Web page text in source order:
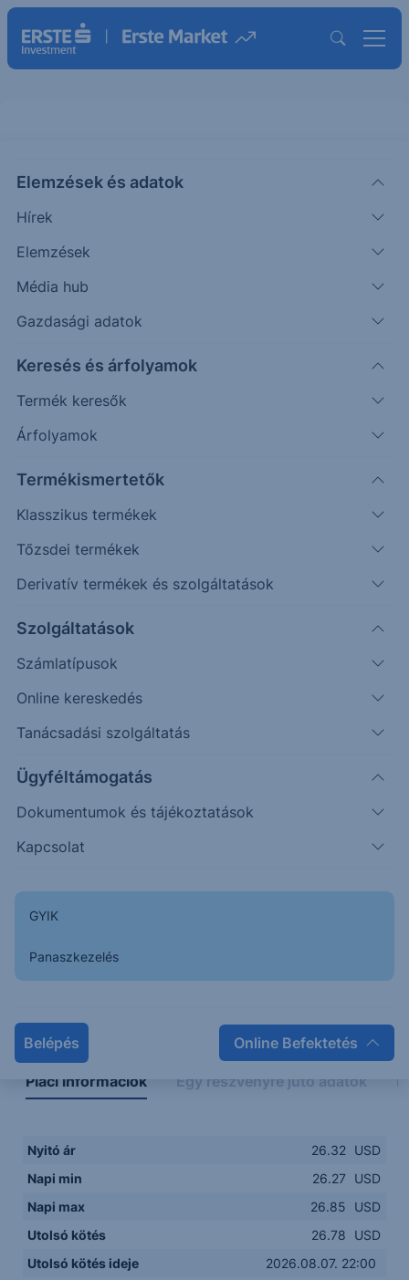
Elemzések és adatok
Hírek
Elemzések
Média hub
Gazdasági adatok
Keresés és árfolyamok
Termék keresők
Árfolyamok
Termékismertetők
Klasszikus termékek
Tőzsdei termékek
Derivatív termékek és szolgáltatások
Szolgáltatások
Számlatípusok
Online kereskedés
Tanácsadási szolgáltatás
Ügyféltámogatás
Dokumentumok és tájékoztatások
Kapcsolat
GYIK
Panaszkezelés
Belépés Online Befektetés
WBD(USA)
Warner Bros. Discovery Inc
26.78
Időpont: 26.08.07. 22:00
Előző záró:
26.40
Árfolyamértesítő rögzítése
További információk kérése
26.2000
Napon belüli Historikus
Piaci információk Egy részvényre jutó adatok
Nyitó ár 26.32 USD
Napi min
26.27
USD
Napi max
26.85
USD
Utolsó kötés
26.78
USD
Utolsó kötés ideje
2026.08.07. 22:00